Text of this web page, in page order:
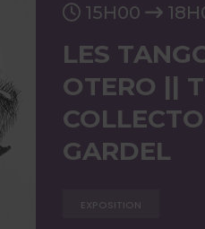
15H00
LES
OTERO ||
GARDEL
EXPOSITION